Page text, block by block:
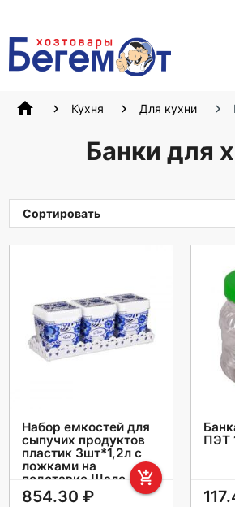
home Кухня Для кухни
Банки для
Сортировать
Набор емкостей для
сыпучих продуктов
пластик 3шт*1,2л с
ложками на
подставке Шале
add_shopping_cart
854.30 ₽
ПЭТ